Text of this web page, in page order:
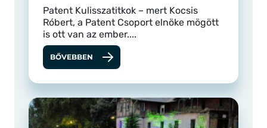
Patent Kulisszatitkok – mert Kocsis
Róbert, a Patent Csoport elnöke mögött
is ott van az ember....
BŐVEBBEN